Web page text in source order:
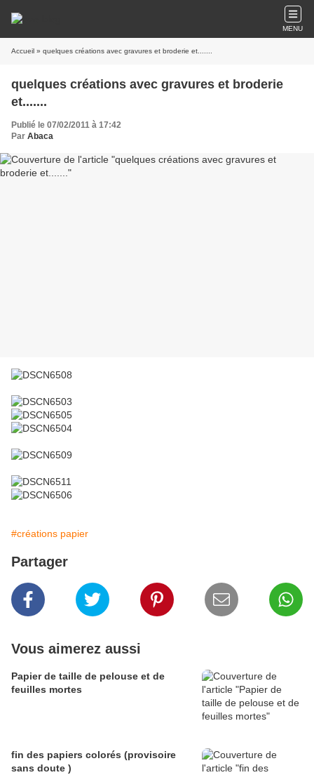
MENU
Accueil » quelques créations avec gravures et broderie et.......
quelques créations avec gravures et broderie
et.......
Publié le 07/02/2011 à 17:42
Par Abaca
#créations papier
Partager
Vous aimerez aussi
Papier de taille de pelouse et de
feuilles mortes
fin des papiers colorés (provisoire
sans doute )